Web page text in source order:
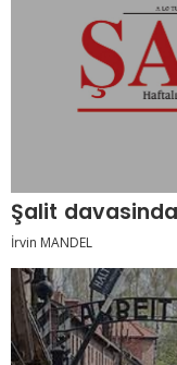
Şalit
İrvin MANDEL